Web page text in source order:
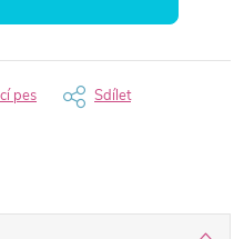
pes Sdílet